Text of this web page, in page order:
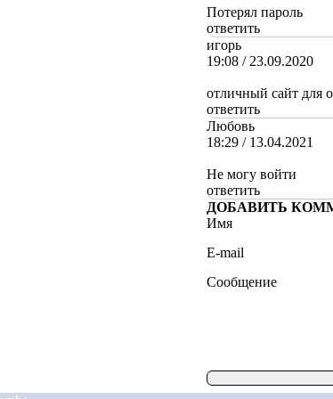
Потерял пароль
ответить
игорь
19:08 / 23.09.2020
отличный сайт для
ответить
Любовь
18:29 / 13.04.2021
Не могу войти
ответить
ДОБАВИТЬ
Имя
E-mail
Сообщение